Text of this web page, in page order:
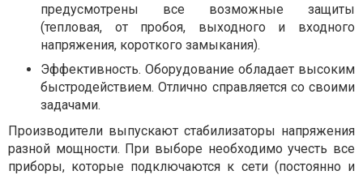
предусмотрены все возможные защиты
(тепловая, от пробоя, выходного и входного
напряжения, короткого замыкания).
Эффективность. Оборудование обладает высоким
быстродействием. Отлично справляется со своими
задачами.
Производители выпускают стабилизаторы напряжения
разной мощности. При выборе необходимо учесть все
приборы, которые подключаются к сети (постоянно и